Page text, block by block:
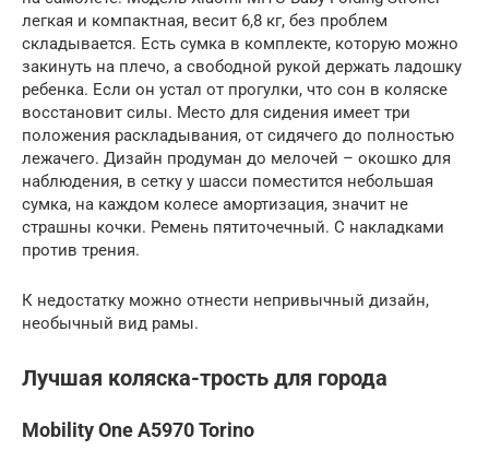
легкая и компактная, весит 6,8 кг, без проблем
складывается. Есть сумка в комплекте, которую можно
закинуть на плечо, а свободной рукой держать ладошку
ребенка. Если он устал от прогулки, что сон в коляске
восстановит силы. Место для сидения имеет три
положения раскладывания, от сидячего до полностью
лежачего. Дизайн продуман до мелочей – окошко для
наблюдения, в сетку у шасси поместится небольшая
сумка, на каждом колесе амортизация, значит не
страшны кочки. Ремень пятиточечный. С накладками
против трения.
К недостатку можно отнести непривычный дизайн,
необычный вид рамы.
Лучшая коляска-трость для города
Mobility One A5970 Torino